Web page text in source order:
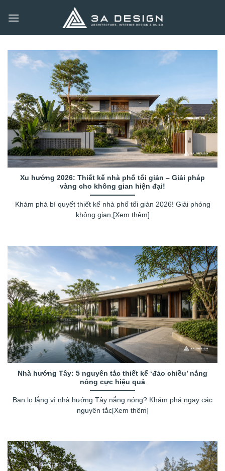
qua
Xu hướng 2026: Thiết kế nhà phố tối giản – Giải pháp
vàng cho không gian hiện đại!
Khám phá bí quyết thiết kế nhà phố tối giản 2026! Giải phóng
không gian,[Xem thêm]
Nhà hướng Tây: 5 nguyên tắc thiết kế ‘đảo chiều’ nắng
nóng cực hiệu quả
Bạn lo lắng vì nhà hướng Tây nắng nóng? Khám phá ngay các
nguyên tắc[Xem thêm]